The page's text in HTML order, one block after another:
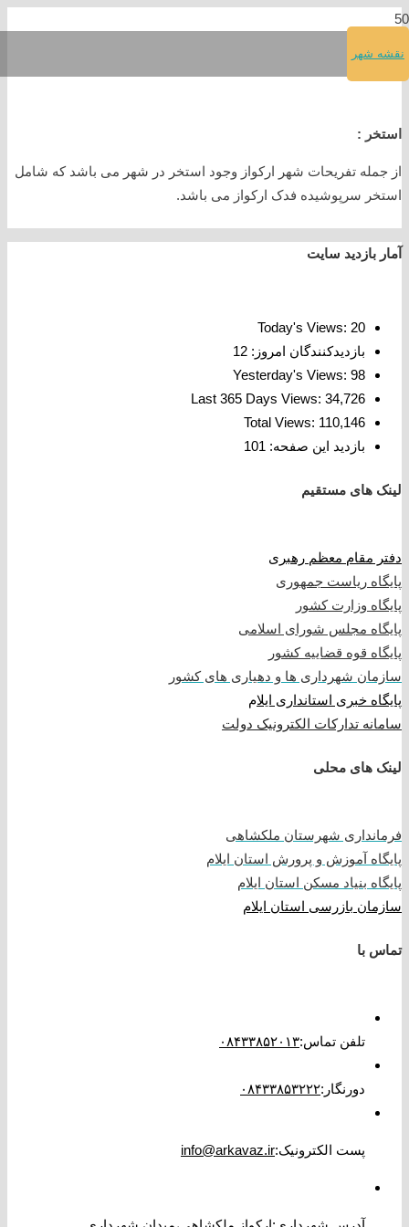
نقشه شهر
استخر :
از جمله تفریحات شهر ارکواز وجود استخر در شهر می باشد که شامل
استخر سرپوشیده فدک ارکواز می باشد.
آمار بازدید سایت
Today's Views: 20
بازدیدکنندگان امروز: 12
Yesterday's Views: 98
Last 365 Days Views: 34,726
Total Views: 110,146
بازدید این صفحه: 101
لینک های مستقیم
دفتر مقام معظم رهبری
پایگاه ریاست جمهوری
پایگاه وزارت کشور
پایگاه مجلس شورای اسلامی
پایگاه قوه قضاییه کشور
سازمان شهرداری ها و دهیاری های کشور
پایگاه خبری استانداری ایلام
سامانه تدارکات الکترونیک دولت
لینک های محلی
فرمانداری شهرستان ملکشاهی
پایگاه آموزش و پرورش استان ایلام
پایگاه بنیاد مسکن استان ایلام
سازمان بازرسی استان ایلام
تماس با
تلفن تماس:۰۸۴۳۳۸۵۲۰۱۳
دورنگار :۰۸۴۳۳۸۵۳۲۲۲
پست الکترونیک:
info@arkavaz.ir